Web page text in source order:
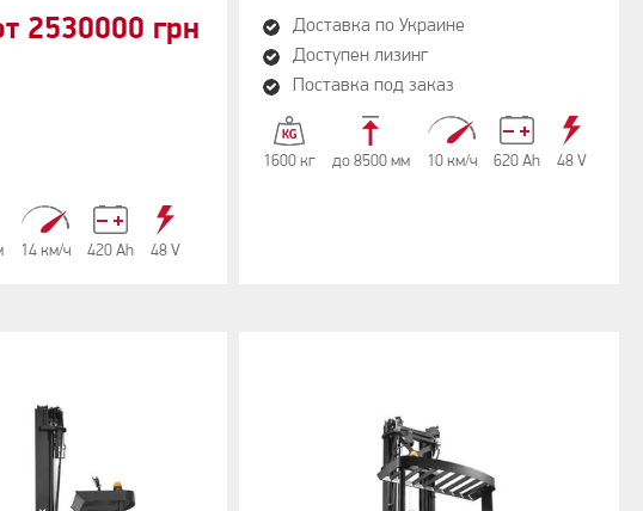
2530000 грн
14 км/ч 420 Аh 48 V
Доставка по Украине
Доступен лизинг
Поставка под заказ
1600 кг до 8500 мм 10 км/ч 620 Аh 48 V